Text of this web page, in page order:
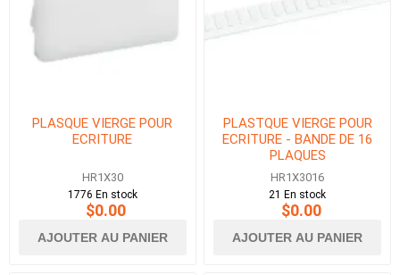
PLASQUE VIERGE POUR
ECRITURE
HR1X30
1776 En stock
$0.00
AJOUTER AU PANIER
PLASTQUE VIERGE POUR
ECRITURE - BANDE DE 16
PLAQUES
HR1X3016
21 En stock
$0.00
AJOUTER AU PANIER